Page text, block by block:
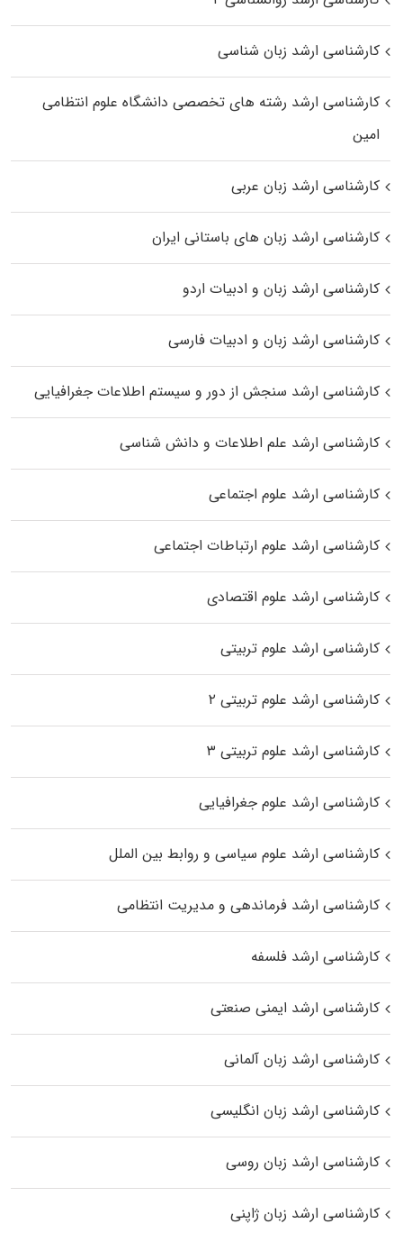
کارشناسی ارشد زبان شناسی
کارشناسی ارشد رﺷﺘﻪ ﻫﺎی تخصصی داﻧﺸﮕﺎه ﻋﻠﻮم انتظامی
اﻣﻴﻦ
کارشناسی ارشد زبان عربی
کارشناسی ارشد زبان‌ های باستانی ایران
کارشناسی ارشد زبان و ادبیات اردو
کارشناسی ارشد زبان و ادبیات فارسی
کارشناسی ارشد سنجش از دور و سیستم اطلاعات جغرافیایی
کارشناسی ارشد علم اطلاعات و دانش شناسی
کارشناسی ارشد علوم اجتماعی
کارشناسی ارشد علوم ارتباطات اجتماعی
کارشناسی ارشد علوم اقتصادی
کارشناسی ارشد علوم تربیتی
کارشناسی ارشد علوم تربیتی ۲
کارشناسی ارشد علوم تربیتی ۳
کارشناسی ارشد علوم جغرافیایی
کارشناسی ارشد علوم سیاسی و روابط بین الملل
کارشناسی ارشد فرماندهی و مدیریت انتظامی
کارشناسی ارشد فلسفه
کارشناسی ارشد ایمنی صنعتی
کارشناسی ارشد زبان آلمانی
کارشناسی ارشد زبان انگلیسی
کارشناسی ارشد زبان روسی
کارشناسی ارشد زبان ژاپنی